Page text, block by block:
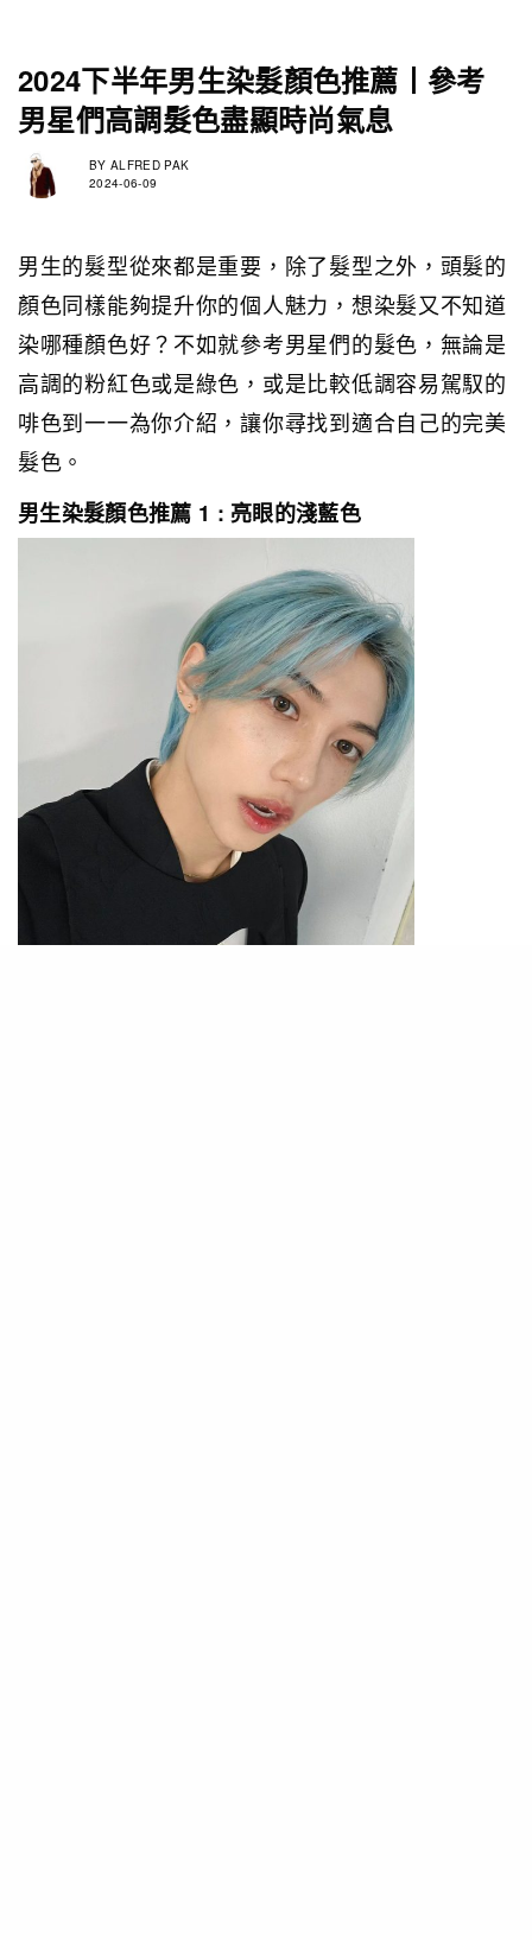
2024下半年男生染髮顏色推薦丨參考
男星們高調髮色盡顯時尚氣息
BY ALFRED PAK
2024-06-09
男生的髮型從來都是重要，除了髮型之外，頭髮的
顏色同樣能夠提升你的個人魅力，想染髮又不知道
染哪種顏色好？不如就參考男星們的髮色，無論是
高調的粉紅色或是綠色，或是比較低調容易駕馭的
啡色到一一為你介紹，讓你尋找到適合自己的完美
髮色。
男生染髮顏色推薦 1 : 亮眼的淺藍色